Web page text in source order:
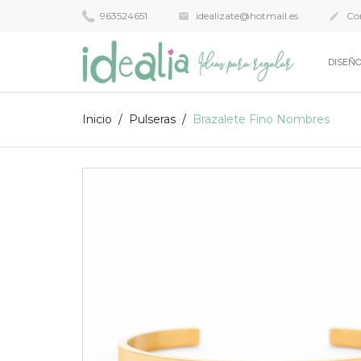
963524651  idealizate@hotmail.es 
Inicio Pulseras Brazalete Fino Nombres